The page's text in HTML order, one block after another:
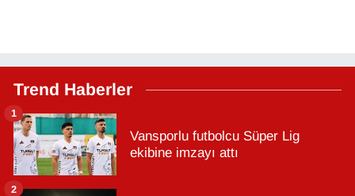
Trend Haberler
Vansporlu futbolcu Süper Lig
ekibine imzayı attı
1
2